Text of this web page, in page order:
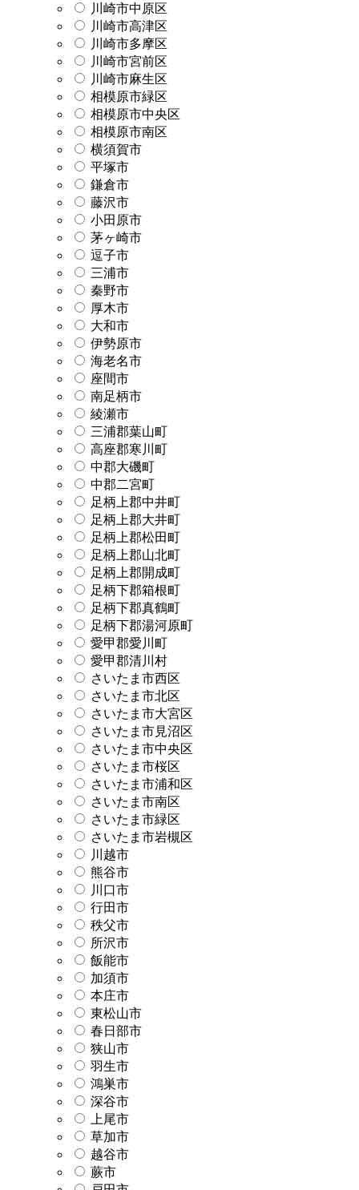
川崎市中原区
川崎市高津区
川崎市多摩区
川崎市宮前区
川崎市麻生区
相模原市緑区
相模原市中央区
相模原市南区
横須賀市
平塚市
鎌倉市
藤沢市
小田原市
茅ヶ崎市
逗子市
三浦市
秦野市
厚木市
大和市
伊勢原市
海老名市
座間市
南足柄市
綾瀬市
三浦郡葉山町
高座郡寒川町
中郡大磯町
中郡二宮町
足柄上郡中井町
足柄上郡大井町
足柄上郡松田町
足柄上郡山北町
足柄上郡開成町
足柄下郡箱根町
足柄下郡真鶴町
足柄下郡湯河原町
愛甲郡愛川町
愛甲郡清川村
さいたま市西区
さいたま市北区
さいたま市大宮区
さいたま市見沼区
さいたま市中央区
さいたま市桜区
さいたま市浦和区
さいたま市南区
さいたま市緑区
さいたま市岩槻区
川越市
熊谷市
川口市
行田市
秩父市
所沢市
飯能市
加須市
本庄市
東松山市
春日部市
狭山市
羽生市
鴻巣市
深谷市
上尾市
草加市
越谷市
蕨市